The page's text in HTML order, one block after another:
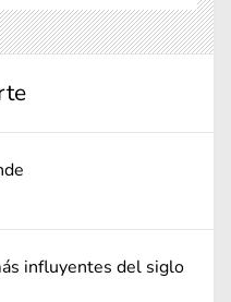
influyentes del siglo